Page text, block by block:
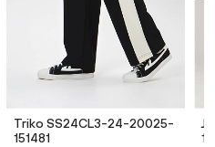
Triko SS24CL3-24-20025-
151481